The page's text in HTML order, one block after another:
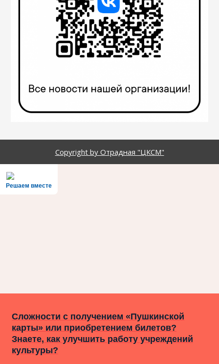
Copyright by Отрадная "ЦКСМ"
Решаем вместе
Сложности с получением «Пушкинской
карты» или приобретением билетов?
Знаете, как улучшить работу учреждений
культуры?